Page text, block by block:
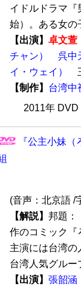
イドルドラマ
始）。ある女の
【出演】 卓文萱
チャン）
呉中
イ・ウェイ）
【制作】 台湾中
2011年
『公主小妹
(音声：北京語 /
【解説】 邦題：
作のコミック『
主演には台湾の
台湾人気グル
【出演】 張韶涵